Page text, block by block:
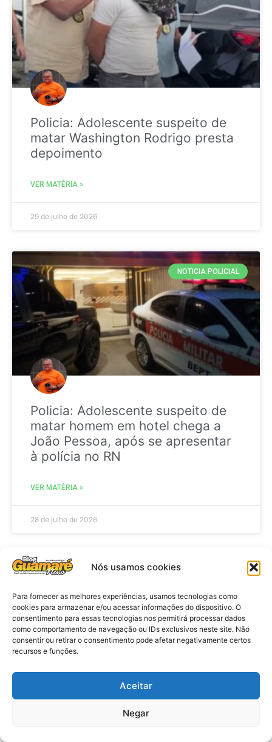
Nós usamos cookies
Para fornecer as melhores experiências, usamos tecnologias como
cookies para armazenar e/ou acessar informações do dispositivo. O
consentimento para essas tecnologias nos permitirá processar dados
como comportamento de navegação ou IDs exclusivos neste site. Não
consentir ou retirar o consentimento pode afetar negativamente certos
recursos e funções.
Aceitar
Negar
Policia: Adolescente suspeito de
matar Washington Rodrigo presta
depoimento
VER MATÉRIA »
29 de julho de 2026
NOTICIA POLICIAL
Policia: Adolescente suspeito de
matar homem em hotel chega a
João Pessoa, após se apresentar
à polícia no RN
VER MATÉRIA »
28 de julho de 2026
Eleições 2026: procuradores e